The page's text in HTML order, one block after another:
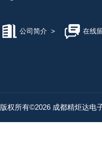
公司简介 > 在线
版权所有©2026 成都精炬达电